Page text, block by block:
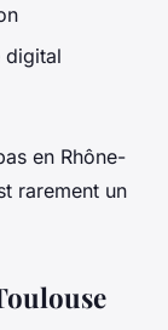
digital
en Rhône-
rarement un